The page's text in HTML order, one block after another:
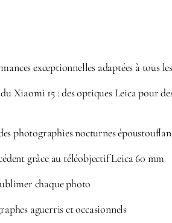
exceptionnelles adaptées à tous
Xiaomi 15 : des optiques Leica pour
photographies nocturnes
grâce au téléobjectif Leica 60 mm
chaque photo
aguerris et occasionnels